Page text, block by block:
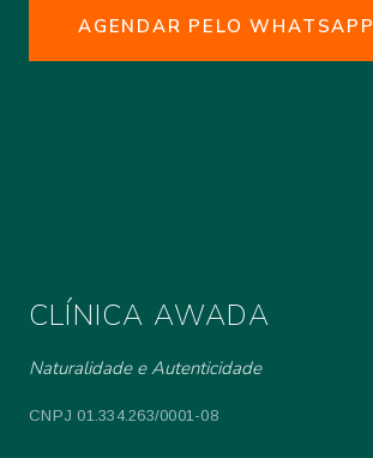
AGENDAR PELO WHATSAPP
CLÍNICA AWADA
Naturalidade e Autenticidade
CNPJ 01.334.263/0001-08